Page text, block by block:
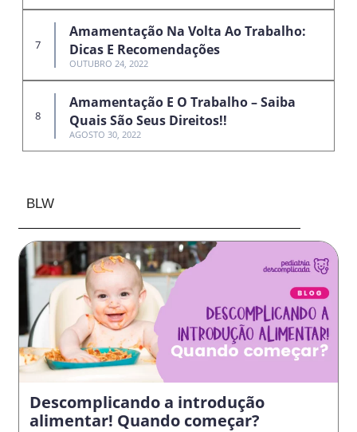
Amamentação Na Volta Ao Trabalho:
Dicas E Recomendações
OUTUBRO 24, 2022
Amamentação E O Trabalho – Saiba
Quais São Seus Direitos!!
AGOSTO 30, 2022
BLW
Descomplicando a introdução
alimentar! Quando começar?